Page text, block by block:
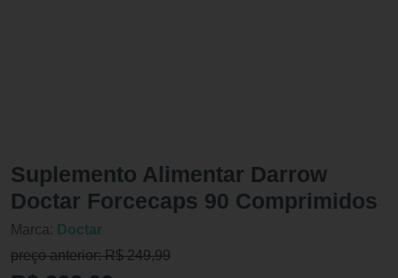
Suplemento Alimentar Darrow
Doctar Forcecaps 90 Comprimidos
Marca: Doctar
preço anterior: R$ 249,99